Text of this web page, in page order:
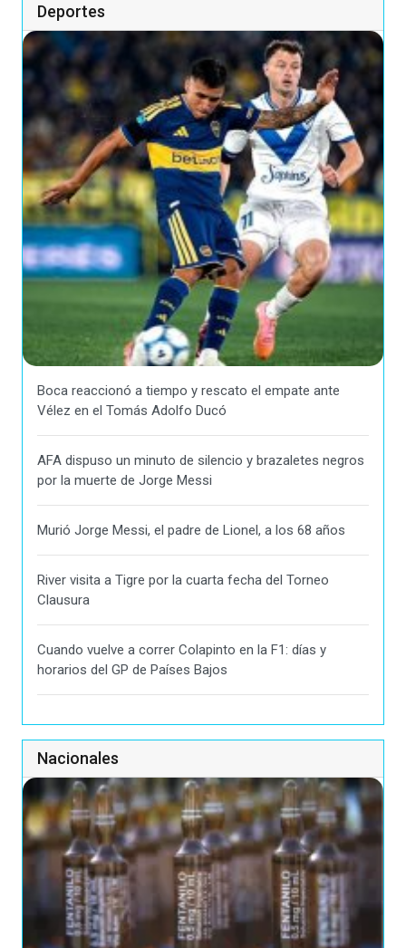
Deportes
Boca reaccionó a tiempo y rescato el empate ante
Vélez en el Tomás Adolfo Ducó
AFA dispuso un minuto de silencio y brazaletes negros
por la muerte de Jorge Messi
Murió Jorge Messi, el padre de Lionel, a los 68 años
River visita a Tigre por la cuarta fecha del Torneo
Clausura
Cuando vuelve a correr Colapinto en la F1: días y
horarios del GP de Países Bajos
Nacionales